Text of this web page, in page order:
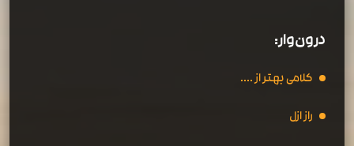
درون‌وار:
کلامی بهتر از ....
راز ازل